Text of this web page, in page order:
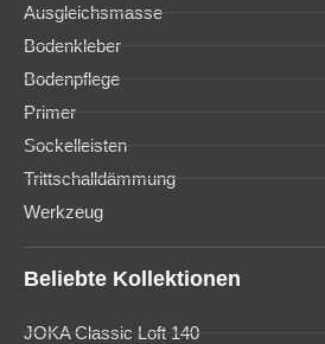
Ausgleichsmasse
Bodenkleber
Bodenpflege
Primer
Sockelleisten
Trittschalldämmung
Werkzeug
Beliebte Kollektionen
JOKA Classic Loft 140